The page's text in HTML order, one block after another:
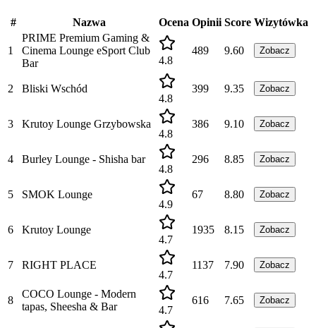
# Nazwa Ocena Opinii Score Wizytówka
1
PRIME Premium Gaming &
Cinema Lounge eSport Club
Bar
4.8
489 9.60 Zobacz
2
Bliski Wschód
4.8
399 9.35 Zobacz
3
Krutoy Lounge Grzybowska
4.8
386 9.10 Zobacz
4
Burley Lounge - Shisha bar
4.8
296 8.85 Zobacz
5
SMOK Lounge
4.9
67 8.80 Zobacz
6
Krutoy Lounge
4.7
1935 8.15 Zobacz
7
RIGHT PLACE
4.7
1137 7.90 Zobacz
8
COCO Lounge - Modern
tapas, Sheesha & Bar
4.7
616 7.65 Zobacz